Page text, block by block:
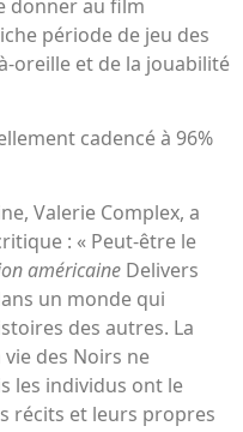
donner au film
période de jeu des
oreille et de la jouabilité
cadencé à 96%
Valerie Complex, a
: « Peut-être le
américaine Delivers
un monde qui
des autres. La
des Noirs ne
les individus ont le
récits et leurs propres